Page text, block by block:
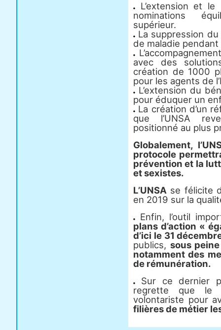
L’extension et
nominations
supérieur.
La suppression
de maladie
avec des
création de 1000
pour les agents de
L’extension du
pour éduquer un
La création d’un
que l’UNSA
positionné au plus
Globalement,
protocole
prévention et la
et sexistes.
L’UNSA se félicite
en 2019 sur la
Enfin, l’outil
plans d’action «
d’ici le 31
publics, sous
notamment des
de rémunération.
Sur ce dernier
regrette que le
volontariste pour
filières de métier